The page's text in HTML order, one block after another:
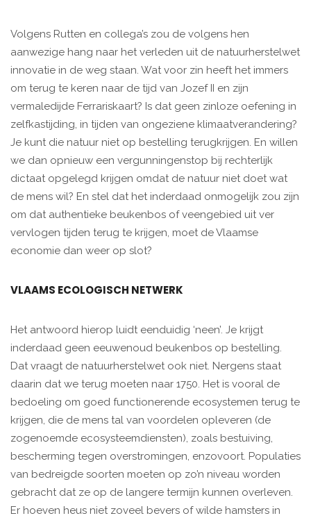
Volgens Rutten en collega’s zou de volgens hen
aanwezige hang naar het verleden uit de natuurherstelwet
­innovatie in de weg staan. Wat voor zin heeft het immers
om terug te ­keren naar de tijd van Jozef II en zijn
vermaledijde Ferrariskaart? Is dat geen zinloze oefening in
zelfkastijding, in tijden van ongeziene klimaatverandering?
Je kunt die natuur niet op bestelling terugkrijgen. En willen
we dan opnieuw een vergunningenstop bij rechterlijk
dictaat opgelegd krijgen omdat de natuur niet doet wat
de mens wil? En stel dat het inderdaad onmogelijk zou zijn
om dat authentieke beukenbos of veengebied uit ver
vervlogen tijden terug te krijgen, moet de Vlaamse
economie dan weer op slot?
VLAAMS ECOLOGISCH NETWERK
Het antwoord hierop luidt eenduidig ‘neen’. Je krijgt
inderdaad geen eeuwenoud beukenbos op bestelling.
Dat vraagt de natuurherstelwet ook niet. Nergens staat
daarin dat we terug moeten naar 1750. Het is vooral de
bedoeling om goed functionerende ecosystemen terug te
krijgen, die de mens tal van voordelen opleveren (de
zogenoemde ecosysteemdiensten), zoals bestuiving,
bescherming tegen overstromingen, enzovoort. Populaties
van bedreigde soorten moeten op zo’n niveau worden
gebracht dat ze op de langere termijn kunnen overleven.
Er hoeven heus niet zoveel bevers of wilde hamsters in